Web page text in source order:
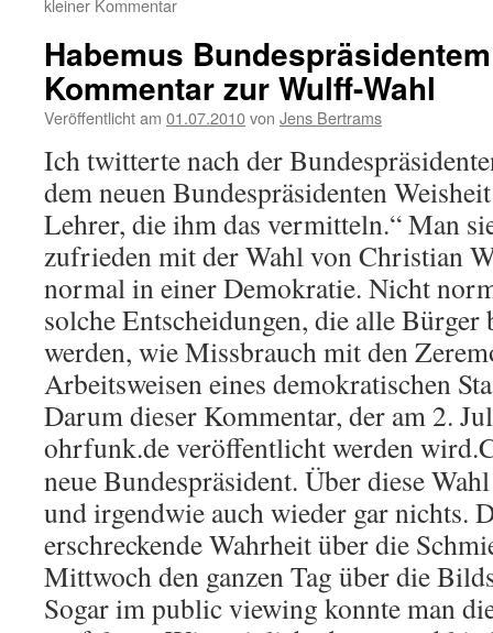
kleiner Kommentar
Habemus
Kommentar zur Wulff-Wahl
Veröffentlicht am 01.07.2010von Jens Bertrams
Ich twitterte nach der
dem neuen Bundespräsidenten
Lehrer, die ihm das vermitteln.“ Man
zufrieden mit der Wahl von Christian
normal in einer Demokratie. Nicht
solche Entscheidungen, die alle Bürger
werden, wie Missbrauch mit den
Arbeitsweisen eines demokratischen
Darum dieser Kommentar, der am 2.
ohrfunk.de veröffentlicht werden wird.
neue Bundespräsident. Über diese
und irgendwie auch wieder gar nichts.
erschreckende Wahrheit über die
Mittwoch den ganzen Tag über die
Sogar im public viewing konnte man